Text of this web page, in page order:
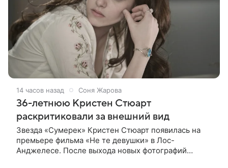
14 часов назад Соня Жарова
36-летнюю Кристен Стюарт
раскритиковали за внешний вид
Звезда «Сумерек» Кристен Стюарт появилась на
премьере фильма «Не те девушки» в Лос-
Анджелесе. После выхода новых фотографий